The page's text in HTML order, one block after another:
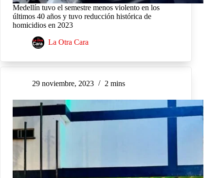
Medellín tuvo el semestre menos violento en los
últimos 40 años y tuvo reducción histórica de
homicidios en 2023
La Otra Cara
29 noviembre, 2023 2 mins